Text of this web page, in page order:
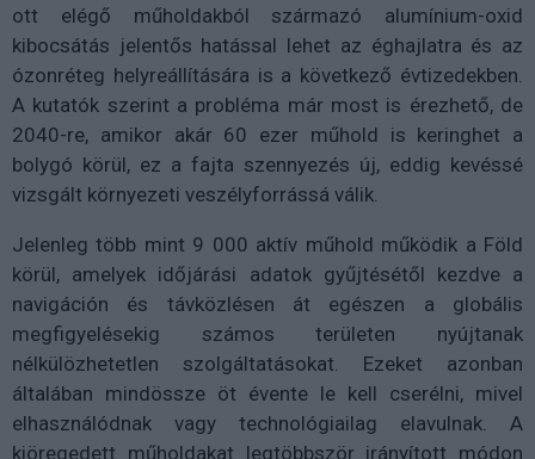
ott elégő műholdakból származó alumínium-oxid
kibocsátás jelentős hatással lehet az éghajlatra és az
ózonréteg helyreállítására is a következő évtizedekben.
A kutatók szerint a probléma már most is érezhető, de
2040-re, amikor akár 60 ezer műhold is keringhet a
bolygó körül, ez a fajta szennyezés új, eddig kevéssé
vizsgált környezeti veszélyforrássá válik.
Jelenleg több mint 9 000 aktív műhold működik a Föld
körül, amelyek időjárási adatok gyűjtésétől kezdve a
navigáción és távközlésen át egészen a globális
megfigyelésekig számos területen nyújtanak
nélkülözhetetlen szolgáltatásokat. Ezeket azonban
általában mindössze öt évente le kell cserélni, mivel
elhasználódnak vagy technológiailag elavulnak. A
kiöregedett műholdakat legtöbbször irányított módon